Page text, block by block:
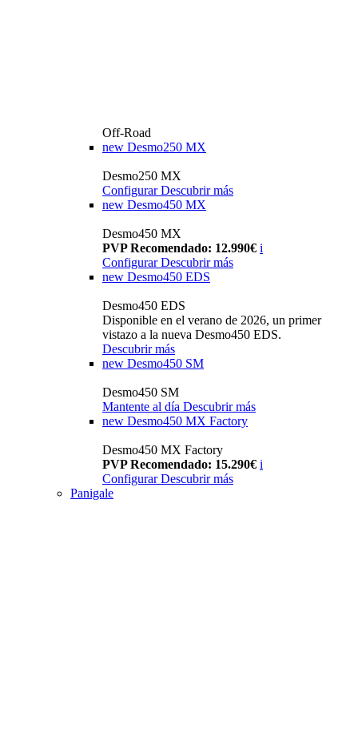
Off-Road
new Desmo250 MX
Desmo250 MX
Configurar Descubrir más
new Desmo450 MX
Desmo450 MX
PVP Recomendado: 12.990€ i
Configurar Descubrir más
new Desmo450 EDS
Desmo450 EDS
Disponible en el verano de 2026, un primer
vistazo a la nueva Desmo450 EDS.
Descubrir más
new Desmo450 SM
Desmo450 SM
Mantente al día Descubrir más
new Desmo450 MX Factory
Desmo450 MX Factory
PVP Recomendado: 15.290€ i
Configurar Descubrir más
Panigale